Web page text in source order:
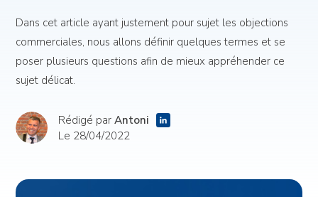
Dans cet article ayant justement pour sujet les objections
commerciales, nous allons définir quelques termes et se
poser plusieurs questions afin de mieux appréhender ce
sujet délicat.
Rédigé parAntoni
Le 28/04/2022